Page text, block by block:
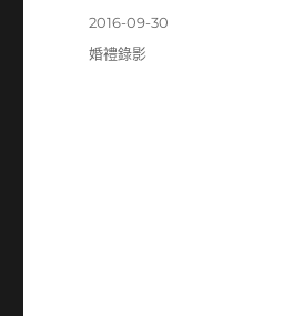
發
佈
2016-09-30
分
婚禮錄影